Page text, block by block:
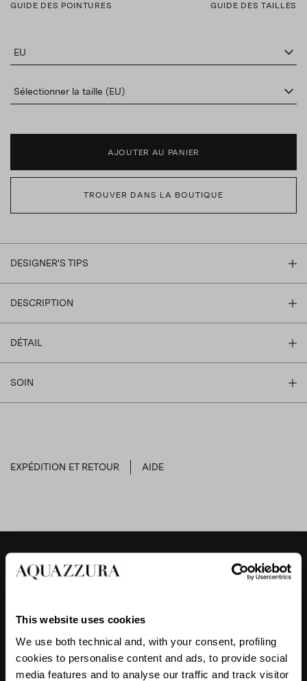
This website uses cookies
We use both technical and, with your consent, profiling
cookies to personalise content and ads, to provide social
media features and to analyse our traffic and track visitor
GUIDE DES POINTURES GUIDE DES TAILLES
EU
Sélectionner la taille (EU)
AJOUTER AU PANIER
TROUVER DANS LA BOUTIQUE
DESIGNER'S TIPS
DESCRIPTION
DÉTAIL
SOIN
EXPÉDITION ET RETOUR AIDE
DESIGNER'S TIPS
«Il n'y a rien de plus sexy que des décoletés
élégans à talons hauts. Les Purist Pumps avec
leur silhouette féminine raffinée sont une pure